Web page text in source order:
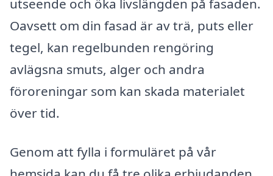
utseende och öka livslängden på fasaden.
Oavsett om din fasad är av trä, puts eller
tegel, kan regelbunden rengöring
avlägsna smuts, alger och andra
föroreningar som kan skada materialet
över tid.
Genom att fylla i formuläret på vår